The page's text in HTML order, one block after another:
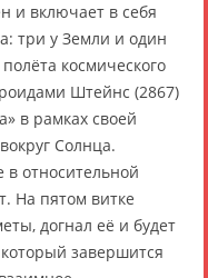
и включает в себя
три у Земли и один
космического
Штейнс (2867)
в рамках своей
Солнца.
относительной
На пятом витке
догнал её и будет
завершится